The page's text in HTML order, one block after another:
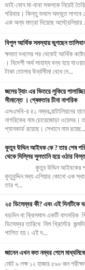
ভাই-বোন মা-বাবা সকলকে নিয়েই
পরিবার। কিন্তু শুনলে অদ্ভুত লাগবে
এক অন্য মাত্রা দিয়েছে অস্ট্রেলিয়ার
বিপুল আর্থিক সমস্যায় ভুগছেন
ক্ষমতা দখলের পর থেকেই আর্থিক
। বিদেশী অর্থ সাহায্য বন্ধ হয়ে
টাকা তোলার উর্ধ্বসীমা বেধে দে...
জলের ট্যাং এর ভিতরে লুকিয়ে
সীমান্তে । গ্ৰেফতার চীনা নাগরিক
এসএসবি-র ৪১ নম্বর ব্য়াটালিয়নের
নাগরিকের নাম চোয়েজোড়া ওয়েসর।
প্যানকার্ড রয়েছে। সেখানে নাম রয়েছ...
কুতুব উদ্দিন আইবক কে ? তার শেষ
থেকে দিল্লির সুলতানি হয়ে ওঠার
কুতুব উদ্দিন আইবকের
কুতুবুদ্দিন মধ্য এশিয়ার কোনো এক
তার প...
২৫ ডিসেম্বর কী? এবং এই দিনটিকে
বড়দিন বা ক্রিসমাস একটি
ডিসেম্বর তারিখে যিশু খ্রিস্টের
পালিত হয়। এই দ...
জানেন এখন কত নম্বর পেলে
মোট ৯ লক্ষ ১২ হাজার ৫৯৮ জন